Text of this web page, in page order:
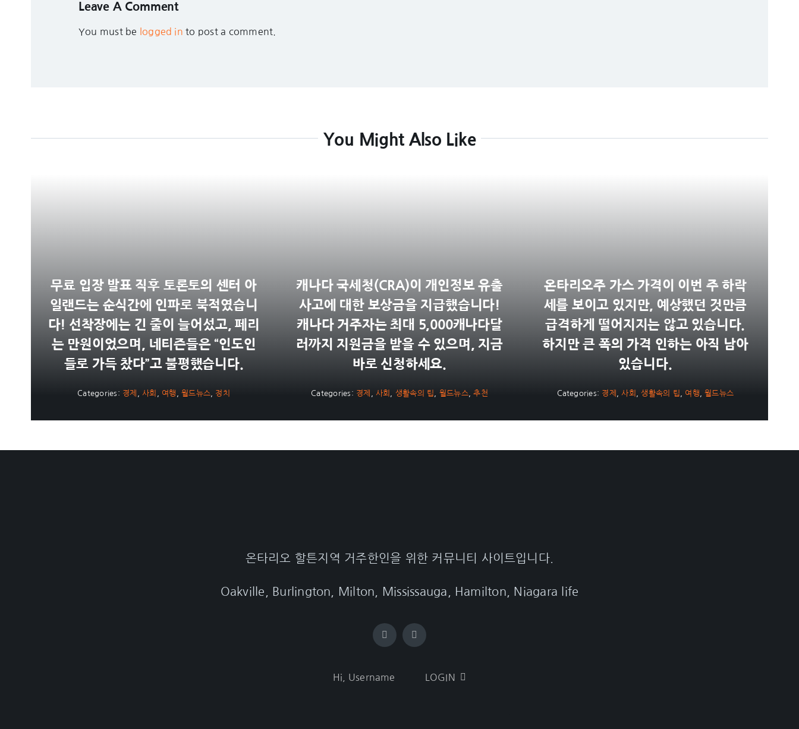
Leave A Comment
You must be logged in to post a comment.
You Might Also Like
무료 입장 발표 직후 토론토의 센터 아
일랜드는 순식간에 인파로 북적였습니
다! 선착장에는 긴 줄이 늘어섰고, 페리
는 만원이었으며, 네티즌들은 “인도인
들로 가득 찼다”고 불평했습니다.
Categories: 경제 ,사회 여행 ,월드뉴스 정치
캐나다 국세청(CRA)이 개인정보 유출
사고에 대한 보상금을 지급했습니다!
캐나다 거주자는 최대 5,000캐나다달
러까지 지원금을 받을 수 있으며, 지금
바로 신청하세요.
Categories: 경제 사회 생활속의 팁 월드뉴스,추천
온타리오주 가스 가격이 이번 주 하락
세를 보이고 있지만, 예상했던 것만큼
급격하게 떨어지지는 않고 있습니다.
하지만 큰 폭의 가격 인하는 아직 남아
있습니다.
Categories: 경제 ,사회 ,생활속의 팁 여행 ,월드뉴스
온타리오 할튼지역 거주한인을 위한 커뮤니티 사이트입니다.
Oakville, Burlington, Milton, Mississauga, Hamilton, Niagara life
Hi, Username LOGIN